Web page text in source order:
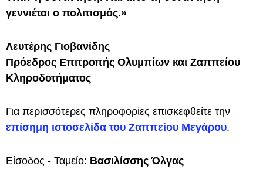
γεννιέται ο πολιτισμός.»
Λευτέρης Γιοβανίδης
Πρόεδρος Επιτροπής Ολυμπίων και Ζαππείου
Κληροδοτήματος
Για περισσότερες πληροφορίες επισκεφθείτε την
επίσημη ιστοσελίδα του Ζαππείου Μεγάρου.
Είσοδος - Ταμείο: Βασιλίσσης Όλγας